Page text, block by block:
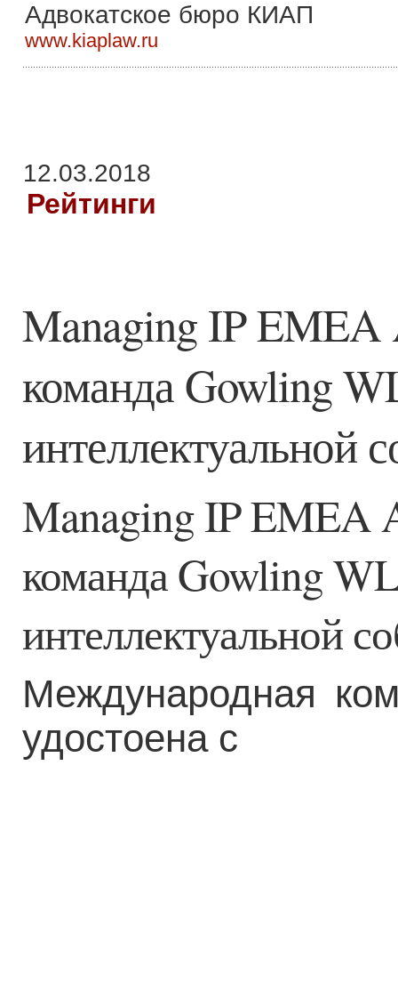
Адвокатское бюро КИАП
www.kiaplaw.ru
12.03.2018
Рейтинги
Managing IP EMEA
команда Gowling
интеллектуальной
Managing IP EMEA
команда Gowling
интеллектуальной
Международная
удостоена с